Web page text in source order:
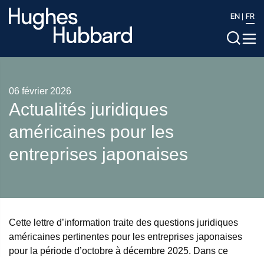
EN FR
06 février 2026
Actualités juridiques
américaines pour les
entreprises japonaises
Cette lettre d’information traite des questions juridiques
américaines pertinentes pour les entreprises japonaises
pour la période d’octobre à décembre 2025. Dans ce